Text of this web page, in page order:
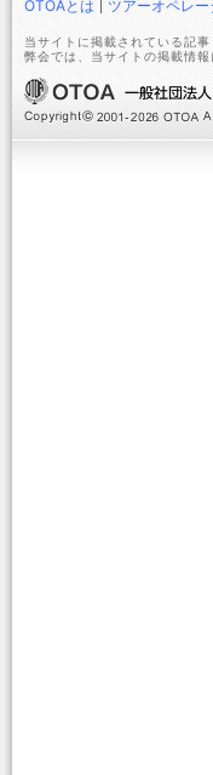
OTOAとは ツアーオペレー
当サイトに掲載されている記
弊会では、当サイトの掲載情